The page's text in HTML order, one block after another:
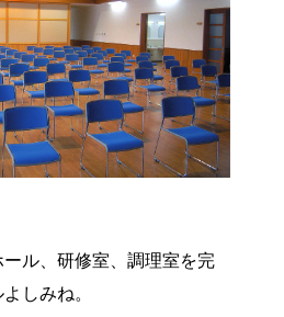
ル、研修室、調理室を完
しみね。